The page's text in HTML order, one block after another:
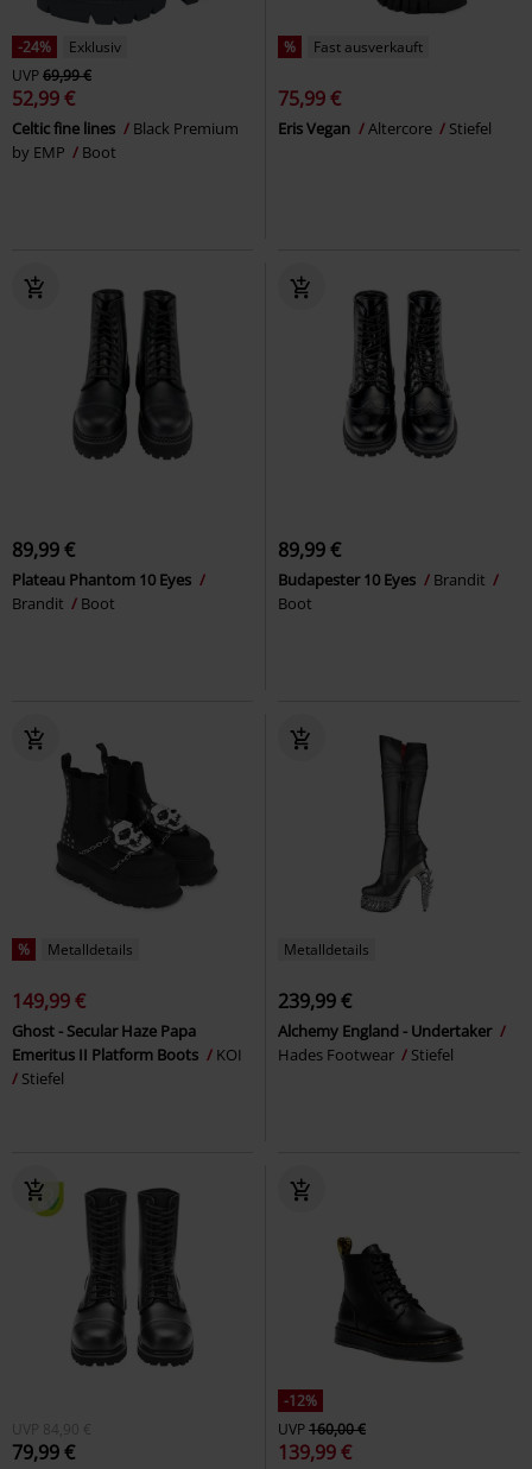
-24%
Exklusiv
UVP69,99 €
52,99 €
Celtic fine lines
Black Premium
by EMP
Boot
% Fast ausverkauft
75,99 €
Eris Vegan Altercore Stiefel
89,99 €
Plateau Phantom 10 Eyes
Brandit
Boot
89,99 €
Budapester 10 Eyes
Brandit
Boot
% Metalldetails
149,99 €
Ghost - Secular Haze Papa
Emeritus II Platform Boots
KOI
Stiefel
Metalldetails
239,99 €
Alchemy England - Undertaker
Hades Footwear
Stiefel
UVP 84,90 €
79,99 €
-12%
UVP160,00 €
139,99 €